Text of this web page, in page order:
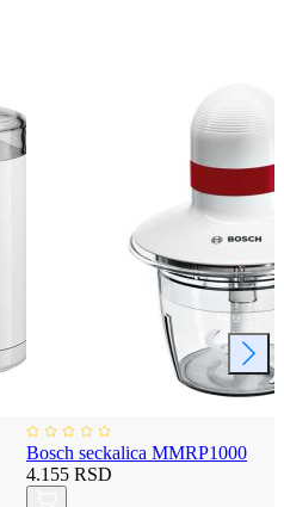
Bosch seckalica MMRP1000
4.155 RSD